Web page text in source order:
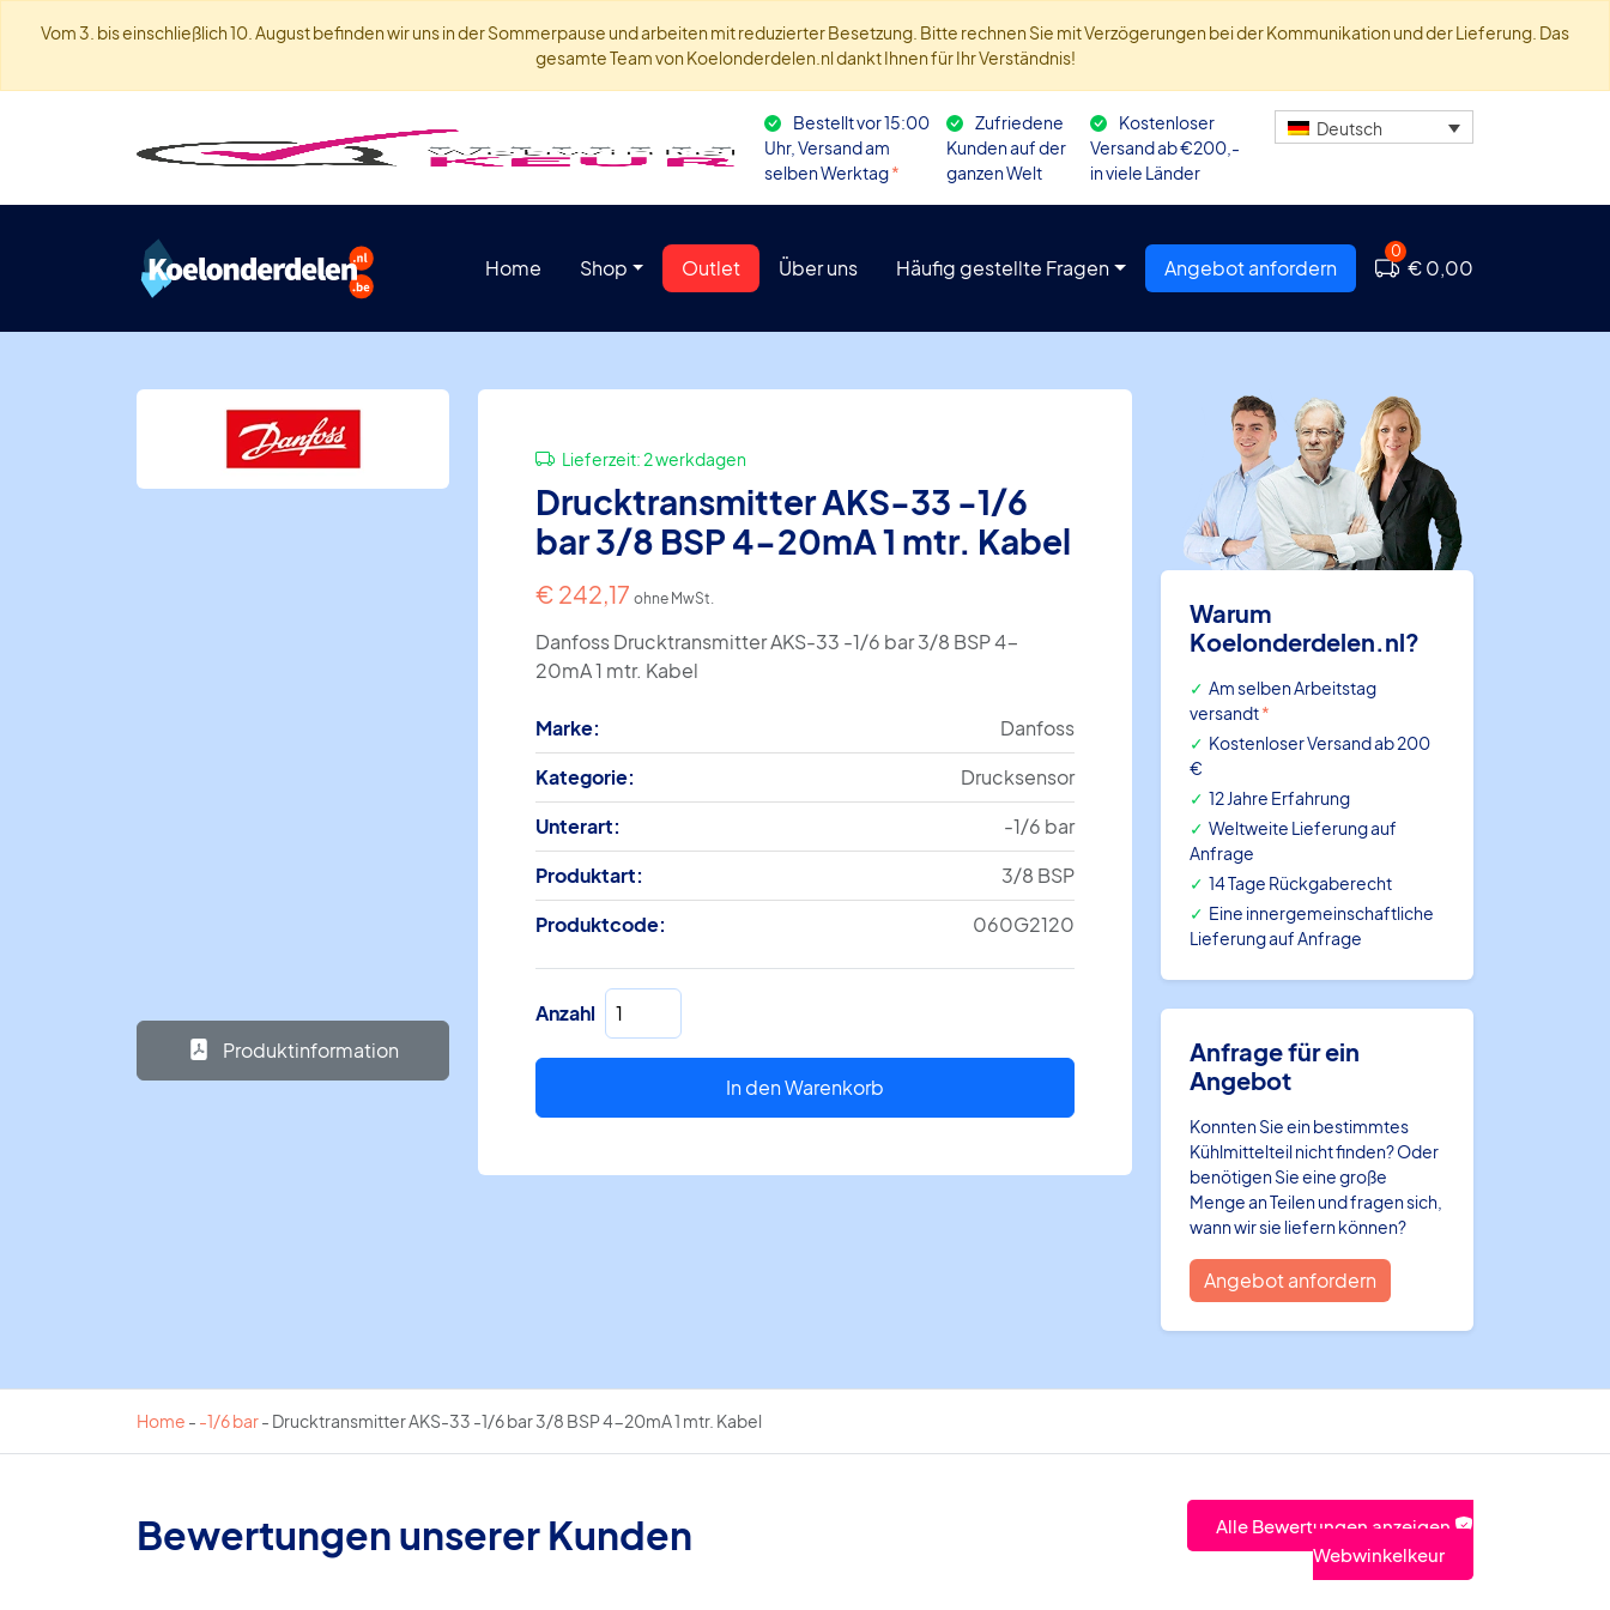
Vom 3. bis einschließlich 10. August befinden wir uns in der Sommerpause und arbeiten mit reduzierter Besetzung. Bitte rechnen Sie mit Verzögerungen bei der Kommunikation und der Lieferung. Das
gesamte Team von Koelonderdelen.nl dankt Ihnen für Ihr Verständnis!
Bestellt vor 15:00
Uhr, Versand am
selben Werktag*
Zufriedene
Kunden auf der
ganzen Welt
Kostenloser
Versand ab €200,-
in viele Länder
Deutsch
Home Shop Outlet Über uns Häufig gestellte Fragen Angebot anfordern
0
€ 0,00
Produktinformation
Lieferzeit:2 werkdagen
Drucktransmitter AKS-33 -1/6
bar 3/8 BSP 4-20mA 1 mtr. Kabel
€ 242,17 ohne MwSt.
Danfoss Drucktransmitter AKS-33 -1/6 bar 3/8 BSP 4-
20mA 1 mtr. Kabel
Marke:
Danfoss
Kategorie:
Drucksensor
Unterart:
-1/6 bar
Produktart:
3/8 BSP
Produktcode:
060G2120
Anzahl Drucktransmitter
AKS-
33
bar
BSP
In den Warenkorb
Warum
Koelonderdelen.nl?
Am selben Arbeitstag
versandt*
Kostenloser Versand ab 200
€
12 Jahre Erfahrung
Weltweite Lieferung auf
Anfrage
14 Tage Rückgaberecht
Eine innergemeinschaftliche
Lieferung auf Anfrage
Anfrage für ein
Angebot
Konnten Sie ein bestimmtes
Kühlmittelteil nicht finden? Oder
benötigen Sie eine große
Menge an Teilen und fragen sich,
wann wir sie liefern können?
Angebot anfordern
Home - -1/6 bar- Drucktransmitter AKS-33 -1/6 bar 3/8 BSP 4-20mA 1 mtr. Kabel
Bewertungen unserer Kunden
Alle Bewertungen anzeigen
Webwinkelkeur